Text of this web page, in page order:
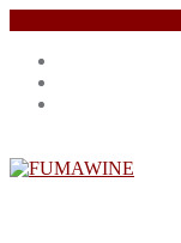
Salta
contenuto